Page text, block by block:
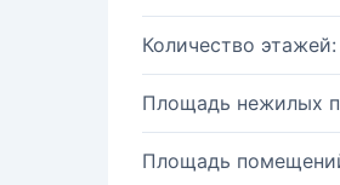
Количество этажей:
Площадь нежилых
Площадь